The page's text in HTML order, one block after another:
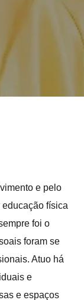
e pelo
física
foi o
foram se
Atuo há
e
e espaços